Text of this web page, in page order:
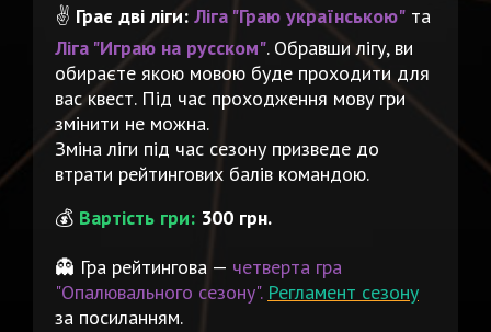
✌️ Грає дві ліги: Ліга "Граю українською" та
Ліга "Играю на русском". Обравши лігу, ви
обираєте якою мовою буде проходити для
вас квест. Під час проходження мову гри
змінити не можна.
Зміна ліги під час сезону призведе до
втрати рейтингових балів командою.
💰 Вартість гри: 300 грн.
👻 Гра рейтингова — четверта гра
"Опалювального сезону". Регламент сезону
за посиланням.